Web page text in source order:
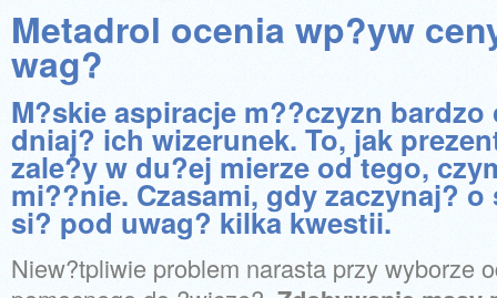
Metadrol ocenia wp?yw
wag?
M?skie aspiracje m??czyzn
dniaj? ich wizerunek. To, jak
zale?y w du?ej mierze od tego,
mi??nie. Czasami, gdy zaczynaj?
si? pod uwag? kilka kwestii.
Niew?tpliwie problem narasta przy wyborze